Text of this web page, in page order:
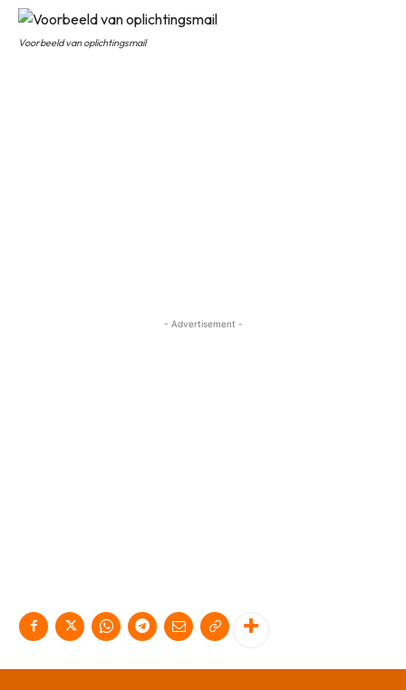
Voorbeeld van oplichtingsmail
- Advertisement -